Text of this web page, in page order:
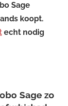
Sage
koopt.
echt nodig
Sage zo